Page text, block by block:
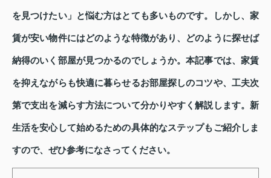
を見つけたい」と悩む方はとても多いものです。しかし、家
賃が安い物件にはどのような特徴があり、どのように探せば
納得のいく部屋が見つかるのでしょうか。本記事では、家賃
を抑えながらも快適に暮らせるお部屋探しのコツや、工夫次
第で支出を減らす方法について分かりやすく解説します。新
生活を安心して始めるための具体的なステップもご紹介しま
すので、ぜひ参考になさってください。